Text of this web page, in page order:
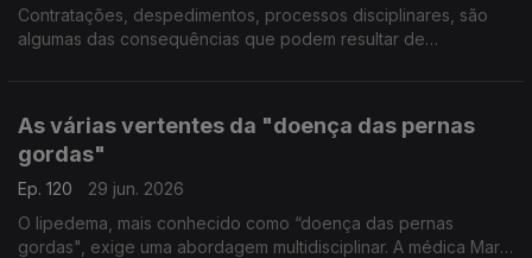
Contratações, despedimentos, processos disciplinares, são
algumas das consequências que podem resultar de
As várias vertentes da "doença das pernas
gordas"
Ep. 120
29 jun. 2026
O lipedema, mais conhecido como “doença das pernas
gordas", exige uma abordagem multidisciplinar. A médica Marta